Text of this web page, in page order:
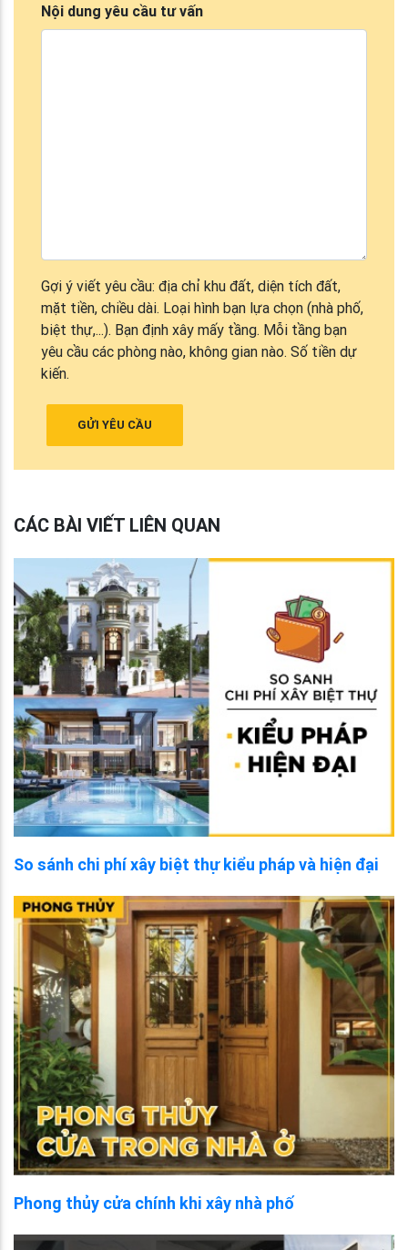
Nội dung yêu cầu tư vấn
Gợi ý viết yêu cầu: địa chỉ khu đất, diện tích đất,
mặt tiền, chiều dài. Loại hình bạn lựa chọn (nhà phố,
biệt thự,...). Bạn định xây mấy tầng. Mỗi tầng bạn
yêu cầu các phòng nào, không gian nào. Số tiền dự
kiến.
GỬI YÊU CẦU
CÁC BÀI VIẾT LIÊN QUAN
So sánh chi phí xây biệt thự kiểu pháp và hiện đại
Phong thủy cửa chính khi xây nhà phố